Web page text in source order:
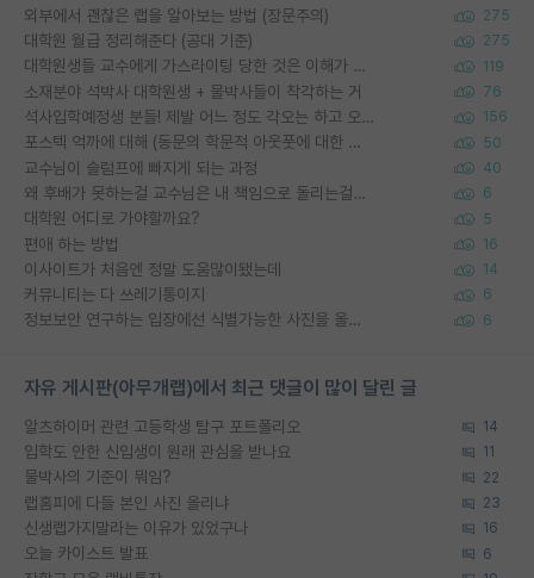
외부에서 괜찮은 랩을 알아보는 방법 (장문주의) 275
대학원 월급 정리해준다 (공대 기준) 275
대학원생들 교수에게 가스라이팅 당한 것은 이해가 갑니다. 안타깝네요. 119
소재분야 석박사 대학원생 + 물박사들이 착각하는 거 76
석사입학예정생 분들! 제발 어느 정도 각오는 하고 오세요. 156
포스텍 억까에 대해 (동문의 학문적 아웃풋에 대한 반박) 50
교수님이 슬럼프에 빠지게 되는 과정 40
왜 후배가 못하는걸 교수님은 내 책임으로 돌리는걸까요? 6
대학원 어디로 가야할까요? 5
편애 하는 방법 16
이사이트가 처음엔 정말 도움많이됐는데 14
커뮤니티는 다 쓰레기통이지 6
정보보안 연구하는 입장에선 식별가능한 사진을 올리는건 비추이긴함 6
자유 게시판(아무개랩)에서 최근 댓글이 많이 달린 글
알츠하이머 관련 고등학생 탐구 포트폴리오 14
입학도 안한 신입생이 원래 관심을 받나요 11
물박사의 기준이 뭐임? 22
랩홈피에 다들 본인 사진 올리냐 23
신생랩가지말라는 이유가 있었구나 16
오늘 카이스트 발표 6